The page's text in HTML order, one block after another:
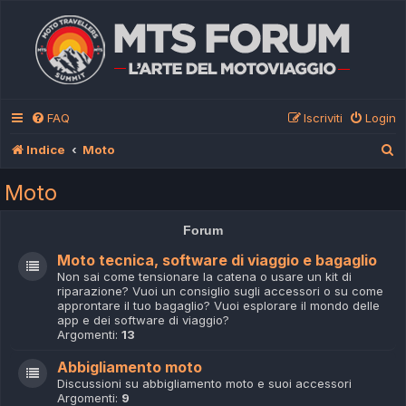
FAQ Login
Iscriviti
Indice Moto
Moto
Forum
Moto tecnica, software di viaggio e bagaglio
Non sai come tensionare la catena o usare un kit di
riparazione? Vuoi un consiglio sugli accessori o su come
approntare il tuo bagaglio? Vuoi esplorare il mondo delle
app e dei software di viaggio?
Argomenti: 13
Abbigliamento moto
Discussioni su abbigliamento moto e suoi accessori
Argomenti: 9